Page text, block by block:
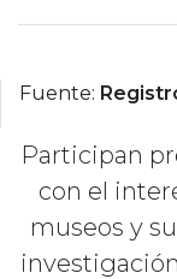
Fuente:
Participan
con el
museos y